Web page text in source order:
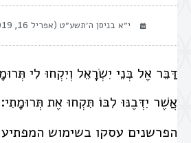
י״א בניסן ה׳תשע״ט (אפריל 16, 2019)
דַּבֵּר אֶל בְּנֵי יִשְׂרָאֵל וְיִקְחוּ לִי
אֲשֶׁר יִדְּבֶנּוּ לִבּוֹ תִּקְחוּ אֶת תְּרוּמָתִי:
הפרשנים עסקו בשימוש המפתיע